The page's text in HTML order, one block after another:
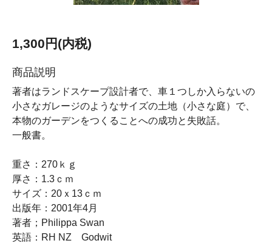
1,300円(内税)
商品説明
著者はランドスケープ設計者で、車１つしか入らないの
小さなガレージのようなサイズの土地（小さな庭）で、
本物のガーデンをつくることへの成功と失敗話。
一般書。
重さ：270ｋｇ
厚さ：1.3ｃｍ
サイズ：20ｘ13ｃｍ
出版年：2001年4月
著者；Philippa Swan
英語：RH NZ Godwit